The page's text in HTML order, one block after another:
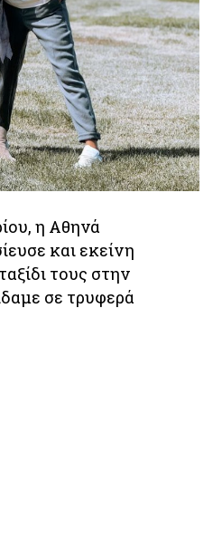
η Αθηνά
και εκείνη
τους στην
σε τρυφερά